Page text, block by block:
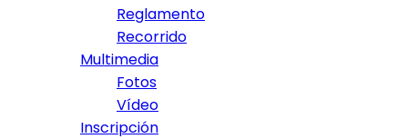
Reglamento
Recorrido
Multimedia
Fotos
Vídeo
Inscripción